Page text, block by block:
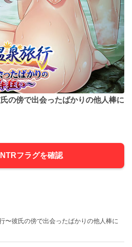
の傍で出会ったばかりの他人棒に
フラグを確認
〜彼氏の傍で出会ったばかりの他人棒に